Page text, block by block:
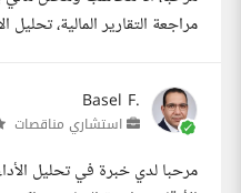
مراجعة التقارير المالية، تحليل
Basel F.
استشاري مناقصات